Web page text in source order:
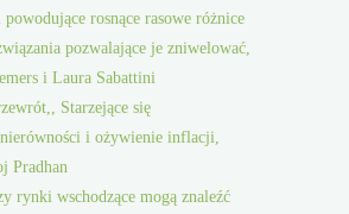
rosnące rasowe różnice
pozwalające je zniwelować,
i Laura Sabattini
Starzejące się
nierówności i ożywienie inflacji,
Pradhan
rynki wschodzące mogą znaleźć